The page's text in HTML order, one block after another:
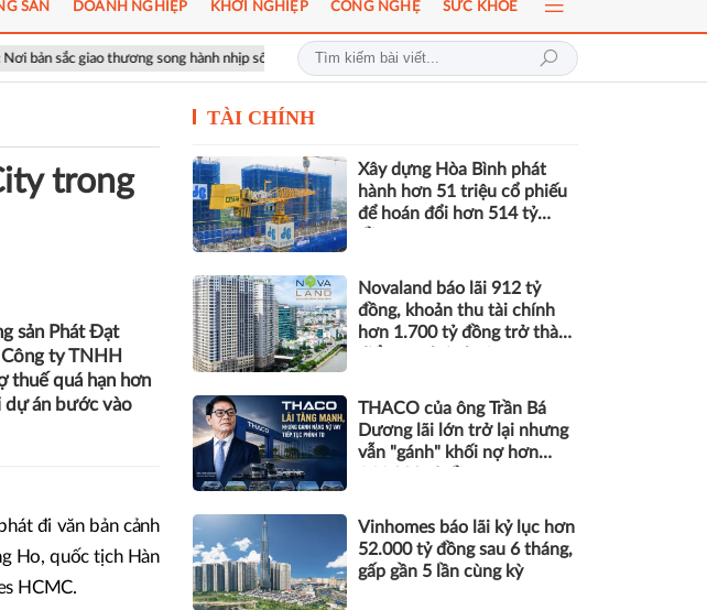
song hành nhịp sống toàn cầu ICFM 2026: Đột phá mới trong phát triển Y học bào thai và Di
SẢN DOANH NGHIỆP KHỞI NGHIỆP CÔNG NGHỆ SỨC KHỎE
trong
sản Phát Đạt
ty TNHH
thuế quá hạn hơn
dự án bước vào
đi văn bản cảnh
Ho, quốc tịch Hàn
HCMC.
TÀI CHÍNH
Xây dựng Hòa Bình phát
hành hơn 51 triệu cổ phiếu
để hoán đổi hơn 514 tỷ
Novaland báo lãi 912 tỷ
đồng, khoản thu tài chính
hơn 1.700 tỷ đồng trở thành
THACO của ông Trần Bá
Dương lãi lớn trở lại nhưng
vẫn "gánh" khối nợ hơn
Vinhomes báo lãi kỷ lục hơn
52.000 tỷ đồng sau 6 tháng,
gấp gần 5 lần cùng kỳ